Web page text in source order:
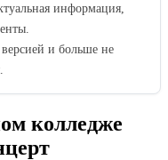
информация,
и больше не
колледже